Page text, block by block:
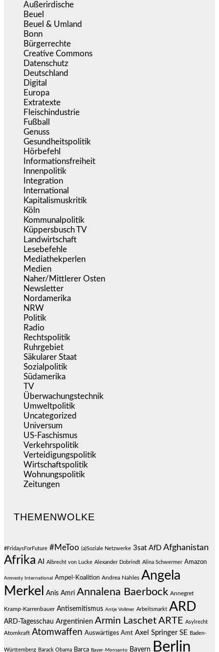
Außerirdische
Beuel
Beuel & Umland
Bonn
Bürgerrechte
Creative Commons
Datenschutz
Deutschland
Digital
Europa
Extratexte
Fleischindustrie
Fußball
Genuss
Gesundheitspolitik
Hörbefehl
Informationsfreiheit
Innenpolitik
Integration
International
Kapitalismuskritik
Köln
Kommunalpolitik
Küppersbusch TV
Landwirtschaft
Lesebefehle
Mediathekperlen
Medien
Naher/Mittlerer Osten
Newsletter
Nordamerika
NRW
Politik
Radio
Rechtspolitik
Ruhrgebiet
Säkularer Staat
Sozialpolitik
Südamerika
TV
Überwachungstechnik
Umweltpolitik
Uncategorized
Universum
US-Faschismus
Verkehrspolitik
Verteidigungspolitik
Wirtschaftspolitik
Wohnungspolitik
Zeitungen
THEMENWOLKE
#FridaysForFuture #MeToo (a)Soziale Netzwerke 3sat AfD Afghanistan
Afrika AI Albrecht von Lucke Alexander Dobrindt Alina Schwermer Amazon
Amnesty International Ampel-Koalition Andrea Nahles Angela
Merkel
Anis Amri Annalena Baerbock Annegret
Kramp-Karrenbauer Antisemitismus Antje Vollmer Arbeitsmarkt ARD
ARD-Tagesschau Argentinien Armin Laschet ARTE Asylrecht
Atomkraft Atomwaffen Auswärtiges Amt Axel Springer SE Baden-
Württemberg Barack Obama Barca Bayer-Monsanto Bayern Berlin